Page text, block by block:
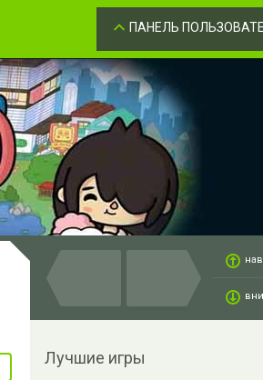
Забыли пароль?
ПАНЕЛЬ
Лучшие игры